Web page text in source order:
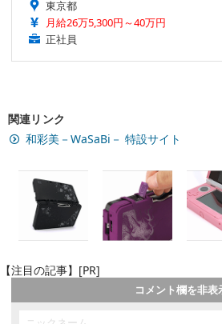
東京都
月給26万5,300円～40万円
正社員
関連リンク
和彩美－WaSaBi－ 特設サイト
【注目の記事】[PR]
コメント欄を非表